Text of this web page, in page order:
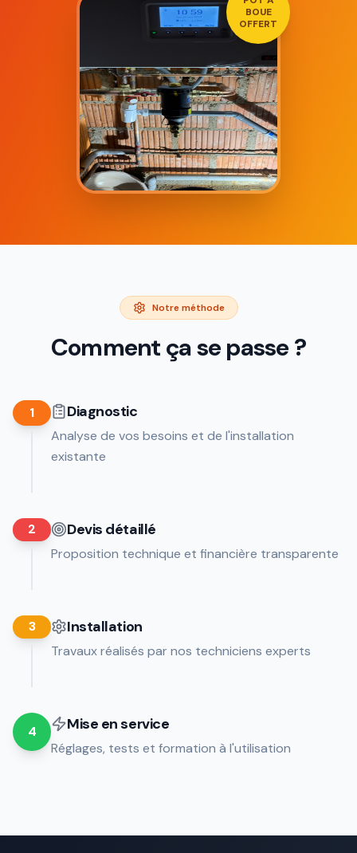
BOUE
OFFERT
Notre méthode
Comment ça se passe ?
1 Diagnostic
Analyse de vos besoins et de l'installation
existante
2 Devis détaillé
Proposition technique et financière transparente
3 Installation
Travaux réalisés par nos techniciens experts
4 Mise en service
Réglages, tests et formation à l'utilisation